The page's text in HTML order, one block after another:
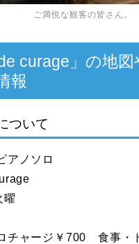
ご満悦な観客の皆さん。
de curage」の地
報
ついて
アノソロ
曜
チャージ￥700 食事・